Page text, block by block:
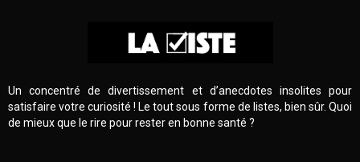
Un concentré de divertissement et d’anecdotes insolites pour
satisfaire votre curiosité ! Le tout sous forme de listes, bien sûr. Quoi
de mieux que le rire pour rester en bonne santé ?